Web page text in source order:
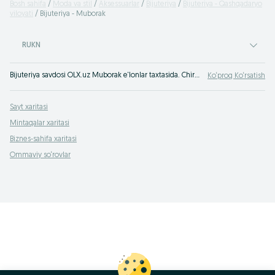
Bosh sahifa Moda va stil Aksessuarlar Bijuteriya
Bijuteriya - Qashqadaryo
viloyati
Bijuteriya - Muborak
RUKN
Bijuteriya savdosi OLX.uz Muborak e‘lonlar taxtasida. Chiroyli, bejirim bijuteriyani OLXda (avvalgi Torg) xarid qil! Ko‘proq Ko‘rsatish
Sayt xaritasi
Mintaqalar xaritasi
Biznes-sahifa xaritasi
Ommaviy so‘rovlar